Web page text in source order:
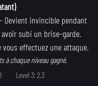
- Devient invincible pendant
subi un brise-garde.
effectuez une attaque.
à chaque niveau gagné.
Level 3: 2.3